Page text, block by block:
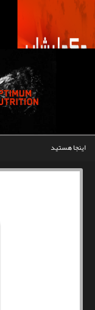
اینجا هستید